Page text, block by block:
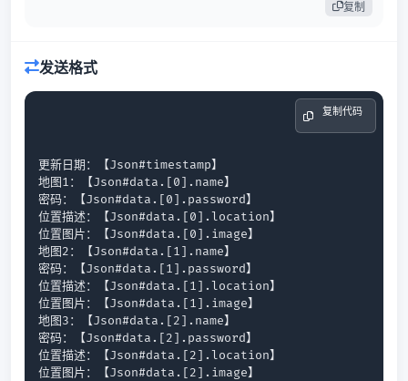
复制
发送格式
复制代码
更新日期：【Json#timestamp】
地图1：【Json#data.[0].name】
密码：【Json#data.[0].password】
位置描述：【Json#data.[0].location】
位置图片：【Json#data.[0].image】
地图2：【Json#data.[1].name】
密码：【Json#data.[1].password】
位置描述：【Json#data.[1].location】
位置图片：【Json#data.[1].image】
地图3：【Json#data.[2].name】
密码：【Json#data.[2].password】
位置描述：【Json#data.[2].location】
位置图片：【Json#data.[2].image】